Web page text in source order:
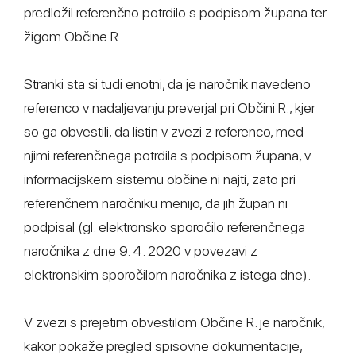
predložil referenčno potrdilo s podpisom župana ter
žigom Občine R.
Stranki sta si tudi enotni, da je naročnik navedeno
referenco v nadaljevanju preverjal pri Občini R., kjer
so ga obvestili, da listin v zvezi z referenco, med
njimi referenčnega potrdila s podpisom župana, v
informacijskem sistemu občine ni najti, zato pri
referenčnem naročniku menijo, da jih župan ni
podpisal (gl. elektronsko sporočilo referenčnega
naročnika z dne 9. 4. 2020 v povezavi z
elektronskim sporočilom naročnika z istega dne).
V zvezi s prejetim obvestilom Občine R. je naročnik,
kakor pokaže pregled spisovne dokumentacije,